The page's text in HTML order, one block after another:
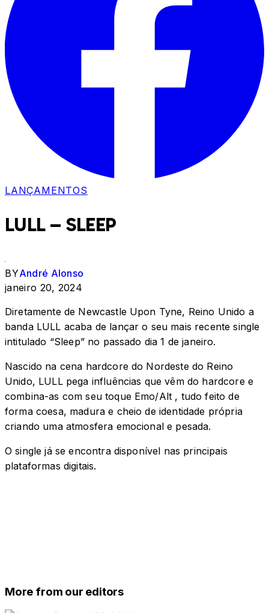
LANÇAMENTOS
LULL – SLEEP
BYAndré Alonso
janeiro 20, 2024
Diretamente de Newcastle Upon Tyne, Reino Unido a
banda LULL acaba de lançar o seu mais recente single
intitulado “Sleep” no passado dia 1 de janeiro.
Nascido na cena hardcore do Nordeste do Reino
Unido, LULL pega influências que vêm do hardcore e
combina-as com seu toque Emo/Alt , tudo feito de
forma coesa, madura e cheio de identidade própria
criando uma atmosfera emocional e pesada.
O single já se encontra disponível nas principais
plataformas digitais.
More from our editors